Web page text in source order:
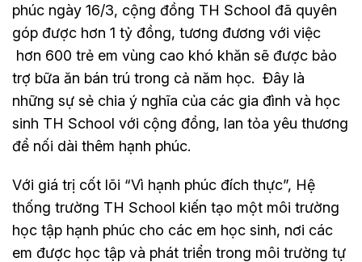
phúc ngày 16/3, cộng đồng TH School đã quyên
góp được hơn 1 tỷ đồng, tương đương với việc
hơn 600 trẻ em vùng cao khó khăn sẽ được bảo
trợ bữa ăn bán trú trong cả năm học. Đây là
những sự sẻ chia ý nghĩa của các gia đình và học
sinh TH School với cộng đồng, lan tỏa yêu thương
để nối dài thêm hạnh phúc.
Với giá trị cốt lõi “Vì hạnh phúc đích thực”, Hệ
thống trường TH School kiến tạo một môi trường
học tập hạnh phúc cho các em học sinh, nơi các
em được học tập và phát triển trong môi trường tự